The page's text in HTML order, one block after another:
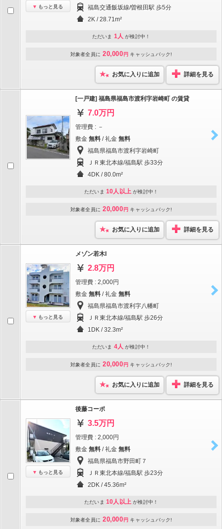
もっと見る
福島交通飯坂線/曽根田駅 歩5分
2K / 28.71m²
ただいま 1人 が検討中！
対象者全員に 20,000 円 キャッシュバック!
お気に入りに追加 詳細を見る
[一戸建] 福島県福島市渡利字岩崎町 の賃貸
7.0万円
管理費 : －
敷金 無料 / 礼金 無料
福島県福島市渡利字岩崎町
ＪＲ東北本線/福島駅 歩33分
4DK / 80.0m²
ただいま 10人以上 が検討中！
対象者全員に 20,000 円 キャッシュバック!
お気に入りに追加 詳細を見る
もっと見る
メゾン若木I
2.8万円
管理費 : 2,000円
敷金 無料 / 礼金 無料
福島県福島市渡利字八幡町
ＪＲ東北本線/福島駅 歩26分
1DK / 32.3m²
ただいま 4人 が検討中！
対象者全員に 20,000 円 キャッシュバック!
お気に入りに追加 詳細を見る
もっと見る
後藤コーポ
3.5万円
管理費 : 2,000円
敷金 無料 / 礼金 無料
福島県福島市野田町７
ＪＲ東北本線/福島駅 歩23分
2DK / 45.36m²
ただいま 10人以上 が検討中！
対象者全員に 20,000 円 キャッシュバック!